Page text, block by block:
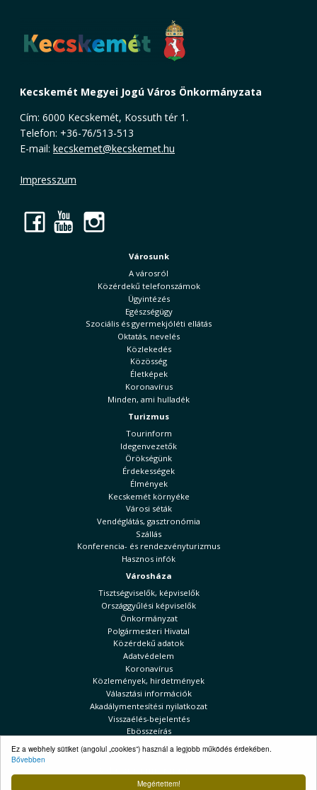
Megértettem!
Ez a webhely sütiket (angolul „cookies”) használ a legjobb működés érdekében.
Bővebben
Kecskemét Megyei Jogú Város Önkormányzata
Cím: 6000 Kecskemét, Kossuth tér 1.
Telefon: +36-76/513-513
E-mail: kecskemet@kecskemet.hu
Impresszum
Facebook
YouTube
Városunk
A városról
Közérdekű telefonszámok
Ügyintézés
Egészségügy
Szociális és gyermekjóléti ellátás
Oktatás, nevelés
Közlekedés
Közösség
Életképek
Koronavírus
Minden, ami hulladék
Turizmus
Tourinform
Idegenvezetők
Örökségünk
Érdekességek
Élmények
Kecskemét környéke
Városi séták
Vendéglátás, gasztronómia
Szállás
Konferencia- és rendezvényturizmus
Hasznos infók
Városháza
Tisztségviselők, képviselők
Országgyűlési képviselők
Önkormányzat
Polgármesteri Hivatal
Közérdekű adatok
Adatvédelem
Koronavírus
Közlemények, hirdetmények
Választási információk
Akadálymentesítési nyilatkozat
Visszaélés-bejelentés
Ebösszeírás
Kecskeméti Hírek